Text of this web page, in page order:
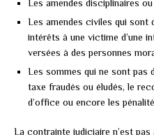
Les amendes disciplinaires
Les amendes civiles qui sont
intérêts à une victime d’une
versées à des personnes
Les sommes qui ne sont pas
taxe fraudés ou éludés, le
d’office ou encore les
La contrainte judiciaire n’est pas